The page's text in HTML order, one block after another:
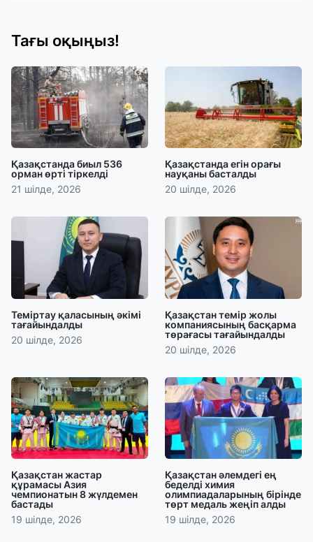
Тағы оқыңыз!
Қазақстанда биыл 536
орман өрті тіркелді
21 шілде, 2026
Қазақстанда егін орағы
науқаны басталды
20 шілде, 2026
Теміртау қаласының әкімі
тағайындалды
20 шілде, 2026
Қазақстан темір жолы
компаниясының басқарма
төрағасы тағайындалды
20 шілде, 2026
Қазақстан жастар
құрамасы Азия
чемпионатын 8 жүлдемен
бастады
19 шілде, 2026
Қазақстан әлемдегі ең
беделді химия
олимпиадаларының бірінде
төрт медаль жеңіп алды
19 шілде, 2026